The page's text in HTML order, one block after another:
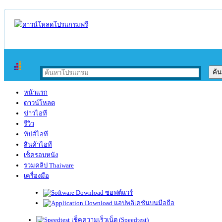
หน้าแรก
ดาวน์โหลด
ข่าวไอที
รีวิว
ทิปส์ไอที
สินค้าไอที
เช็ครอบหนัง
รวมคลิป Thaiware
เครื่องมือ
ซอฟต์แวร์
แอปพลิเคชันบนมือถือ
เช็คความเร็วเน็ต (Speedtest)